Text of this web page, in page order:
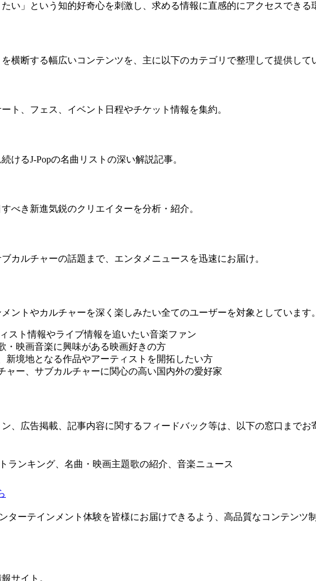
い」という知的好奇心を刺激し、求める情報に直感的にアクセスできる
横断する幅広いコンテンツを、主に以下のカテゴリで整理して提供して
ト、フェス、イベント日程やチケット情報を集約。
けるJ-Popの名曲リストの深い解説記事。
べき新進気鋭のクリエイターを分析・紹介。
カルチャーの話題まで、エンタメニュースを迅速にお届け。
ントやカルチャーを深く楽しみたい全てのユーザーを対象としています。
スト情報やライブ情報を追いたい音楽ファン
・映画音楽に興味がある映画好きの方
新境地となる作品やアーティストを開拓したい方
ャー、サブカルチャーに関心の高い国内外の愛好家
、広告掲載、記事内容に関するフィードバック等は、以下の窓口までお
ランキング、名曲・映画主題歌の紹介、音楽ニュース
ターテインメント体験を皆様にお届けできるよう、高品質なコンテンツ
サイト。